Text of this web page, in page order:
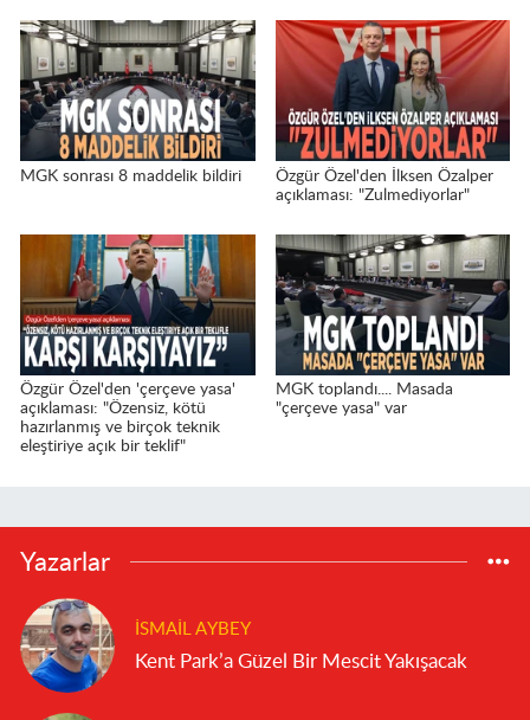
MGK sonrası 8 maddelik bildiri
Özgür Özel'den İlksen Özalper
açıklaması: "Zulmediyorlar"
Özgür Özel'den 'çerçeve yasa'
açıklaması: "Özensiz, kötü
hazırlanmış ve birçok teknik
eleştiriye açık bir teklif"
MGK toplandı.... Masada
"çerçeve yasa" var
Yazarlar
İSMAIL AYBEY
Kent Park’a Güzel Bir Mescit Yakışacak